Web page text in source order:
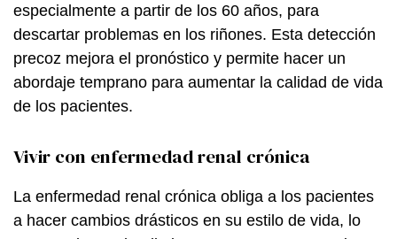
especialmente a partir de los 60 años, para
descartar problemas en los riñones. Esta detección
precoz mejora el pronóstico y permite hacer un
abordaje temprano para aumentar la calidad de vida
de los pacientes.
Vivir con enfermedad renal crónica
La enfermedad renal crónica obliga a los pacientes
a hacer cambios drásticos en su estilo de vida, lo